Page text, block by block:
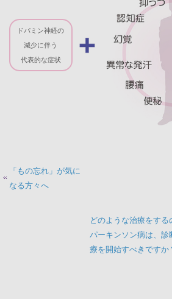
ドパミン神経の
減少に伴う
代表的な症状
「もの忘れ」が気に
なる方々へ
どのような治療をする
パーキンソン病は、
療を開始すべきですか